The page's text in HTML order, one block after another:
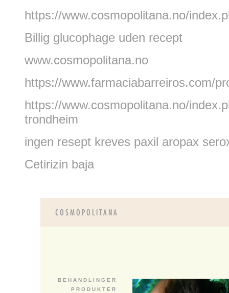
https://www.cosmopolitana.no/
Billig glucophage uden recept
www.cosmopolitana.no
https://www.farmaciabarreiros.com/
https://www.cosmopolitana.no/
trondheim
ingen resept kreves paxil aropax
Cetirizin baja
B E H A N D L I N G E R
P R O D U K T E R